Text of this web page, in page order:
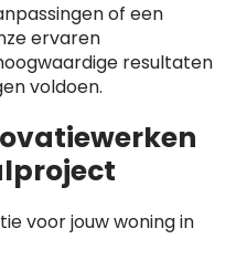
of een
ervaren
resultaten
voldoen.
voor jouw woning in